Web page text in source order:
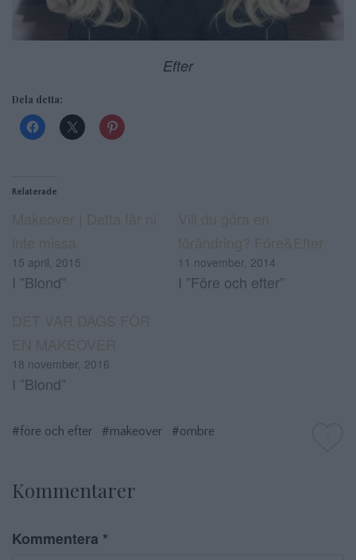
Efter
Dela detta:
Relaterade
15 april, 2015
I ”Blond”
11 november, 2014
I ”Före och efter”
18 november, 2016
I ”Blond”
#före och efter #makeover #ombre
Kommentarer
Kommentera *